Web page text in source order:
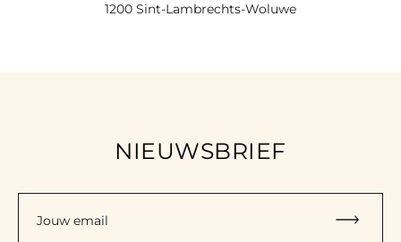
1200 Sint-Lambrechts-Woluwe
NIEUWSBRIEF
Jouw email